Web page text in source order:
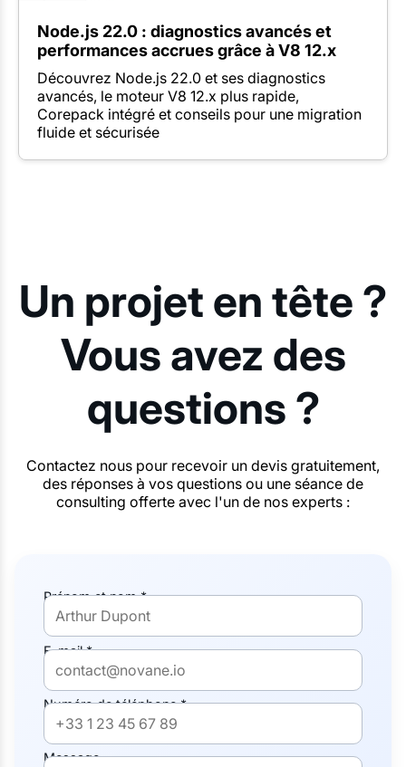
Node.js 22.0 : diagnostics avancés et
performances accrues grâce à V8 12.x
Découvrez Node.js 22.0 et ses diagnostics
avancés, le moteur V8 12.x plus rapide,
Corepack intégré et conseils pour une migration
fluide et sécurisée
Un projet en tête ?
Vous avez des
questions ?
Contactez nous pour recevoir un devis gratuitement,
des réponses à vos questions ou une séance de
consulting offerte avec l'un de nos experts :
Prénom et nom *
E-mail *
Numéro de téléphone *
Message